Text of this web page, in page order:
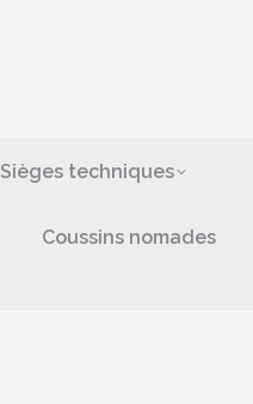
Sièges techniques
Coussins nomades